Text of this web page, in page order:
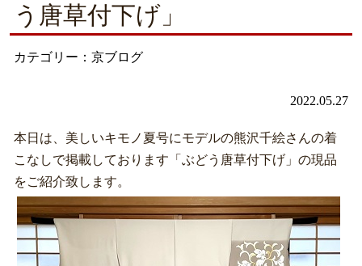
う唐草付下げ」
カテゴリー：京ブログ
2022.05.27
本日は、美しいキモノ夏号にモデルの熊沢千絵さんの着
こなしで掲載しております「ぶどう唐草付下げ」の現品
をご紹介致します。